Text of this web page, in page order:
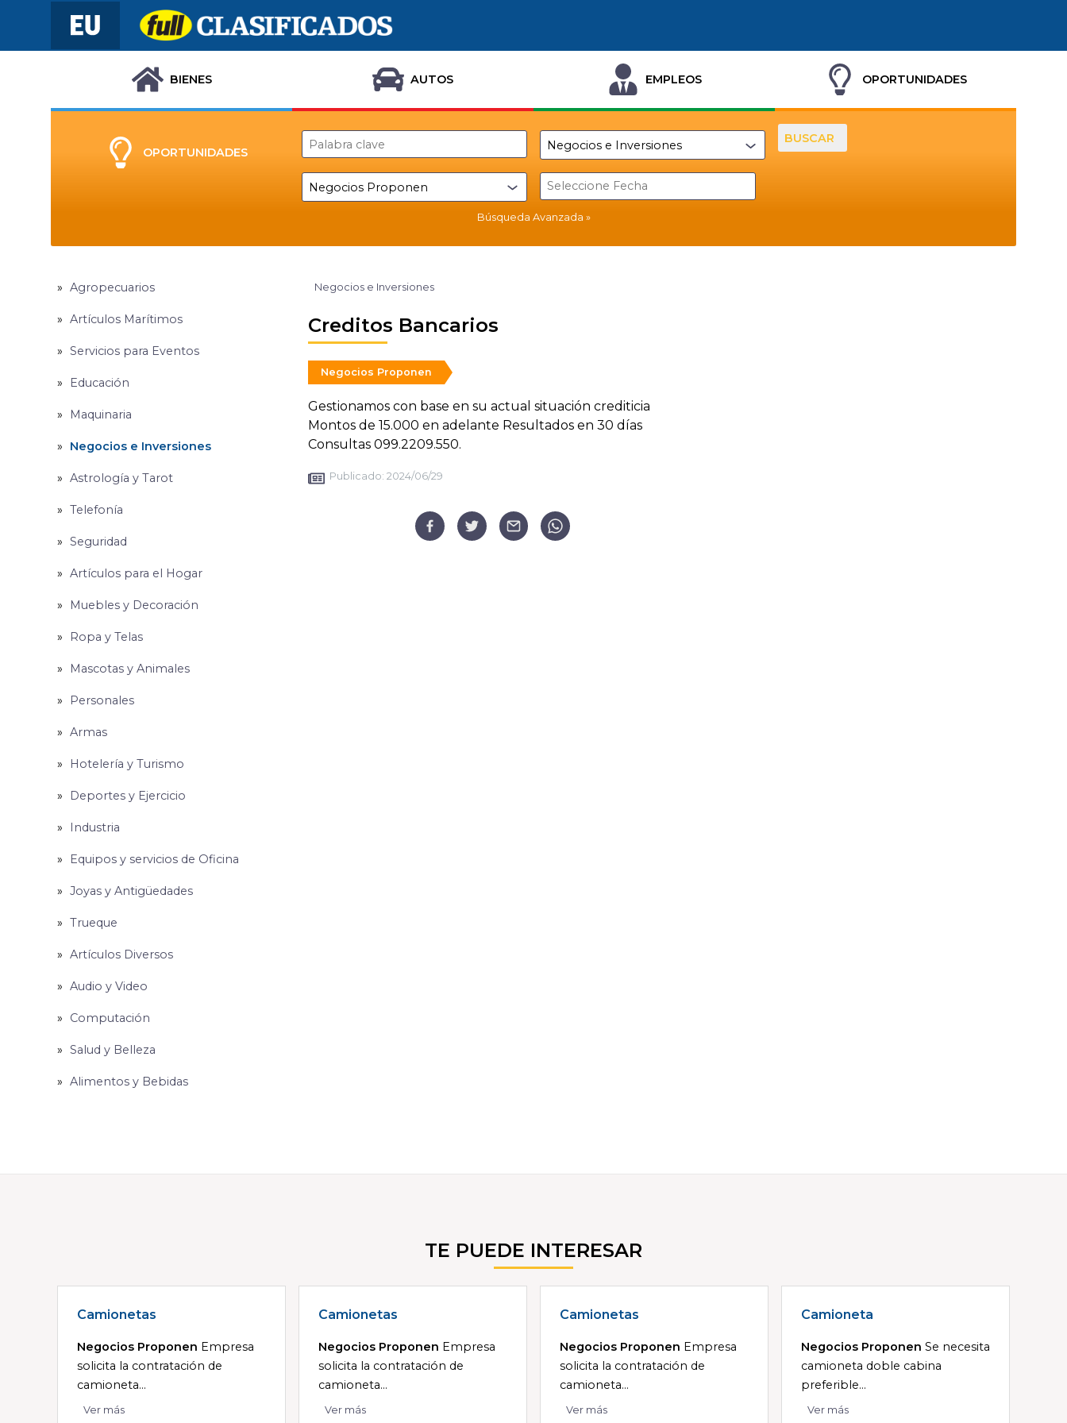
BIENES AUTOS EMPLEOS OPORTUNIDADES
OPORTUNIDADES
Búsqueda Avanzada
BUSCAR
Agropecuarios
Artículos Marítimos
Servicios para Eventos
Educación
Maquinaria
Negocios e Inversiones
Astrología y Tarot
Telefonía
Seguridad
Artículos para el Hogar
Muebles y Decoración
Ropa y Telas
Mascotas y Animales
Personales
Armas
Hotelería y Turismo
Deportes y Ejercicio
Industria
Equipos y servicios de Oficina
Joyas y Antigüedades
Trueque
Artículos Diversos
Audio y Video
Computación
Salud y Belleza
Alimentos y Bebidas
Negocios e Inversiones
Creditos Bancarios
Negocios Proponen
Gestionamos con base en su actual situación crediticia
Montos de 15.000 en adelante Resultados en 30 días
Consultas 099.2209.550.
Publicado: 2024/06/29
TE PUEDE INTERESAR
Camionetas
Negocios Proponen Empresa
solicita la contratación de
camioneta...
Ver más
Camionetas
Negocios Proponen Empresa
solicita la contratación de
camioneta...
Ver más
Camionetas
Negocios Proponen Empresa
solicita la contratación de
camioneta...
Ver más
Camioneta
Negocios Proponen Se necesita
camioneta doble cabina
preferible...
Ver más